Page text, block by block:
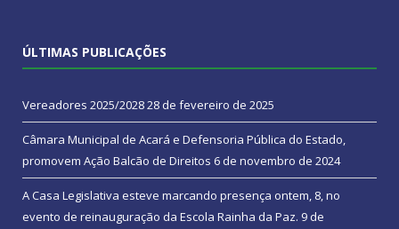
ÚLTIMAS PUBLICAÇÕES
Vereadores 2025/202828 de fevereiro de 2025
Câmara Municipal de Acará e Defensoria Pública do Estado,
promovem Ação Balcão de Direitos 6 de novembro de 2024
A Casa Legislativa esteve marcando presença ontem, 8, no
evento de reinauguração da Escola Rainha da Paz. 9 de